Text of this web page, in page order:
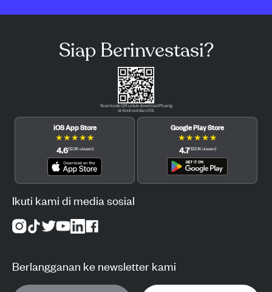
Siap Berinvestasi?
Scan kode QR untuk download Pluang
di Android dan iOS.
iOS App Store
★★★★★
4.6(12.3Kulasan)
Google Play Store
★★★★★
4.7(122.1Kulasan)
Ikuti kami di media sosial
Berlangganan ke newsletter kami